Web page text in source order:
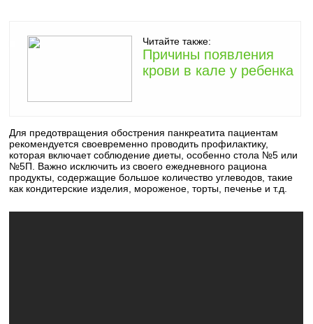
Читайте также:
Причины появления
крови в кале у ребенка
Для предотвращения обострения панкреатита пациентам
рекомендуется своевременно проводить профилактику,
которая включает соблюдение диеты, особенно стола №5 или
№5П. Важно исключить из своего ежедневного рациона
продукты, содержащие большое количество углеводов, такие
как кондитерские изделия, мороженое, торты, печенье и т.д.